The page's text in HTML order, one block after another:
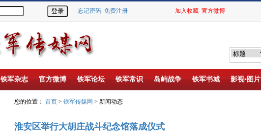
忘记密码 免费注册 加入收藏 官方微博
铁军杂志 官方微博 铁军论坛 铁军常识 岛屿战争 铁军书城 影视▪图片
您的位置： 首页 > 铁军传媒网 > 新闻动态
淮安区举行大胡庄战斗纪念馆落成仪式